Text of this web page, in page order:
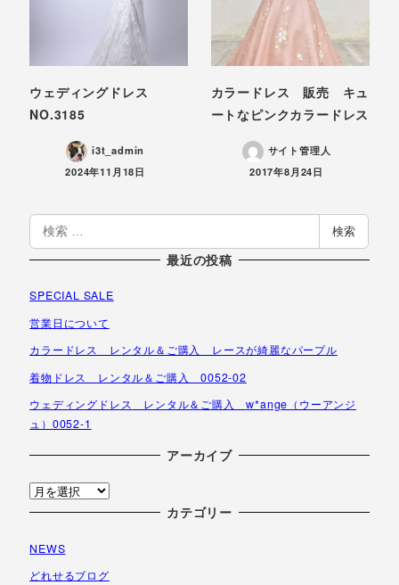
ウェディングドレス
NO.3185
i3t_admin
投稿日
2024年11月18日
カラードレス 販売 キュ
ートなピンクカラードレス
サイト管理人
投稿日
2017年8月24日
検
索
検索
最近の投稿
SPECIAL SALE
営業日について
カラードレス レンタル＆ご購入 レースが綺麗なパープル
着物ドレス レンタル＆ご購入 0052-02
ウェディングドレス レンタル＆ご購入 w*ange（ウーアンジ
ュ）0052-1
アーカイブ
ア
ー
イ
ブ
カテゴリー
NEWS
どれせるブログ